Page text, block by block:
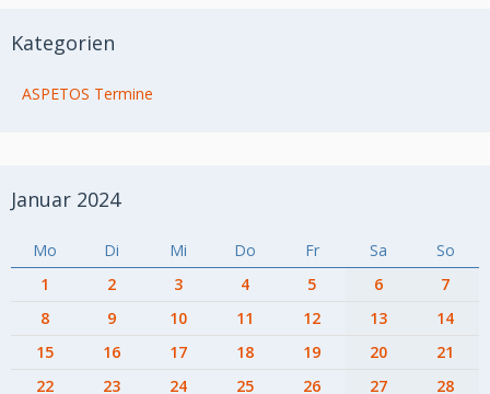
Kategorien
ASPETOS Termine
Januar 2024
Mo Di Mi Do Fr Sa
So
1
2 3 4 5 6
7
8
9 10 11 12 13
14
15
16 17 18 19 20
21
22
23 24 25 26 27 28